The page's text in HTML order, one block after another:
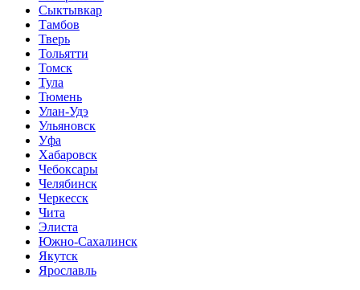
Сыктывкар
Тамбов
Тверь
Тольятти
Томск
Тула
Тюмень
Улан-Удэ
Ульяновск
Уфа
Хабаровск
Чебоксары
Челябинск
Черкесск
Чита
Элиста
Южно-Сахалинск
Якутск
Ярославль